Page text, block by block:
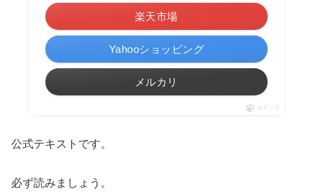
楽天市場
Yahooショッピング
メルカリ
ポチップ
公式テキストです。
必ず読みましょう。